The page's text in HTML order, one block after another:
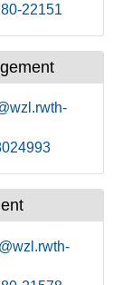
22151